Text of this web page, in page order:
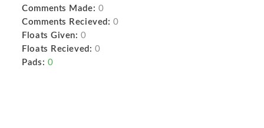
Comments Made: 0
Comments Recieved: 0
Floats Given: 0
Floats Recieved: 0
Pads: 0